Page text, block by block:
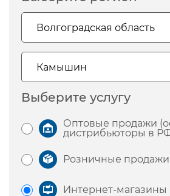
Выберите услугу
Оптовые продажи
дистрибьюторы в
Розничные продажи
Интернет-магазины